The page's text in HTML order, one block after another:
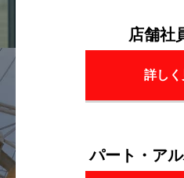
店舗社
詳しく
パート・ア